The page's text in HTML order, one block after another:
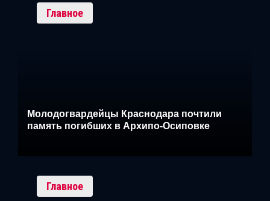
Главное
Молодогвардейцы Краснодара почтили
память погибших в Архипо-Осиповке
Главное